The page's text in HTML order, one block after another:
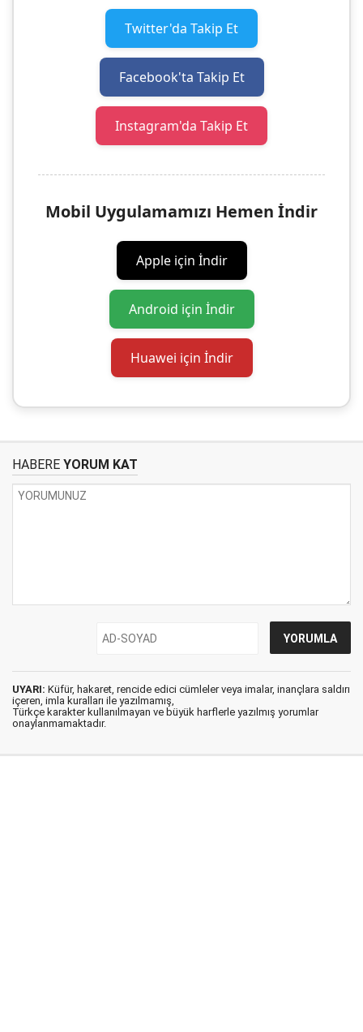
Twitter'da Takip Et
Facebook'ta Takip Et
Instagram'da Takip Et
Mobil Uygulamamızı Hemen İndir
Apple için İndir
Android için İndir
Huawei için İndir
HABERE YORUM KAT
UYARI: Küfür, hakaret, rencide edici cümleler veya imalar, inançlara saldırı
içeren, imla kuralları ile yazılmamış,
Türkçe karakter kullanılmayan ve büyük harflerle yazılmış yorumlar
onaylanmamaktadır.